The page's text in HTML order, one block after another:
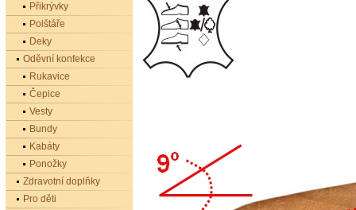
Přikrývky
Polštáře
Deky
Oděvní konfekce
Rukavice
Čepice
Vesty
Bundy
Kabáty
Ponožky
Zdravotní doplňky
Pro děti